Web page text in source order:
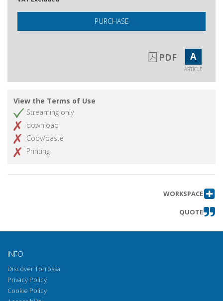
PURCHASE
PDF A
ARTICLE
View the Terms of Use
Streaming only
download
Copy/paste
Printing
WORKSPACE
QUOTE
INFO
Discover Torrossa
Privacy Policy
Cookie Policy